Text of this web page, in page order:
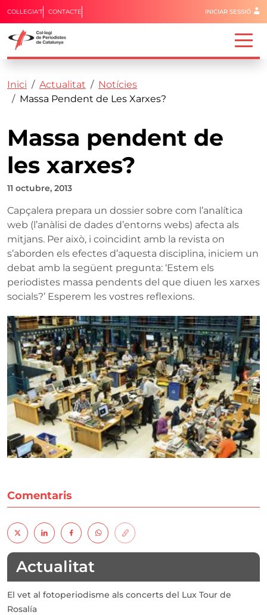
Vés al contingut
Capçalera
COL·LEGIA'T CONTACTE Menú del
INICIAR SESSIÓ
Fil d'ariadna
Inici Actualitat
Notícies
Massa Pendent de Les Xarxes?
Massa pendent de
les xarxes?
11 octubre, 2013
Capçalera prepara un dossier sobre com l’analítica
web (l’anàlisi de dades d’entorns webs) afecta als
mitjans. Per això, i coincidint amb la revista on
s’aborden els efectes d’aquesta disciplina, iniciem un
debat amb la següent pregunta: ‘Estem els
periodistes massa pendents del que diuen les xarxes
socials?’ Esperem les vostres reflexions.
Comentaris
Actualitat
El vet al fotoperiodisme als concerts del Lux Tour de
Rosalía